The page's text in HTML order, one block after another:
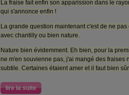
La fraise fait enfin son apparission dans le
qui s'annonce enfin !
La grande question maintenant c'est de ne
avec chantilly ou bien nature.
Nature bien évidemment. Eh bien, pour la
ne m'en souvienne pas, j'ai mangé des fraises
subtile. Certaines étaient amer et il faut bien
lire la suite